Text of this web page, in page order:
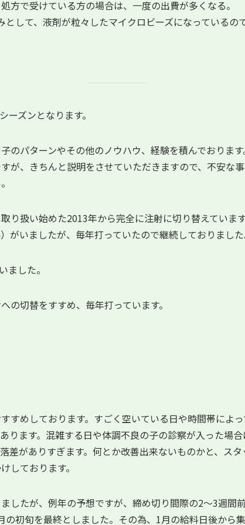
方で受けている方の場合は、一度の出費が多くなる。
して、液剤が粒々したマイクロビーズになっているの
ーズンとなります。
のパターンやその他のノウハウ、経験を積んでおりま
が、きちんと説明をさせていただきますので、不安な
り扱い始めた2013年から完全に注射に切り替えていま
がいましたが、毎年打っていたので継続しておりました
ました。
の切替をすすめ、毎年打っています。
すめしております。すごく空いている日や時間帯によ
ります。混雑する日や体調不良の子の診察が入った場
差がありすぎます。何とか改善出来ないものかと、ス
しております。
したが、例年の予想ですが、締め切り間際の2～3週間
の初旬を最終としました。その為、1月の給料日後から